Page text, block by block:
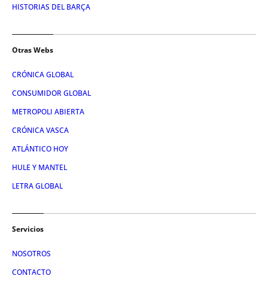
HISTORIAS DEL BARÇA
Otras Webs
CRÓNICA GLOBAL
CONSUMIDOR GLOBAL
METROPOLI ABIERTA
CRÓNICA VASCA
ATLÁNTICO HOY
HULE Y MANTEL
LETRA GLOBAL
Servicios
NOSOTROS
CONTACTO